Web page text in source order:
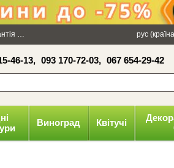
рус
46-13, 093 170-72-03, 067 654-29-42
Виноград Квітучі